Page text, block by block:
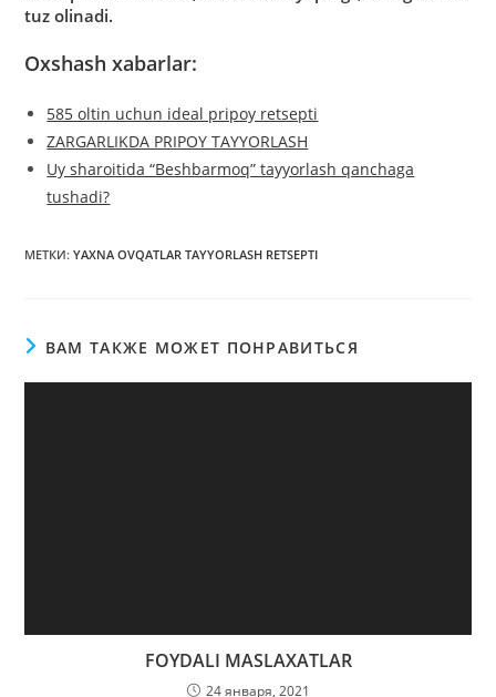
tuz olinadi.
Oxshash xabarlar:
585 oltin uchun ideal pripoy retsepti
ZARGARLIKDA PRIPOY TAYYORLASH
Uy sharoitida “Beshbarmoq” tayyorlash qanchaga
tushadi?
МЕТКИ:YAXNA OVQATLAR TAYYORLASH RETSEPTI
ВАМ ТАКЖЕ МОЖЕТ ПОНРАВИТЬСЯ
FOYDALI MASLAXATLAR
24 января, 2021